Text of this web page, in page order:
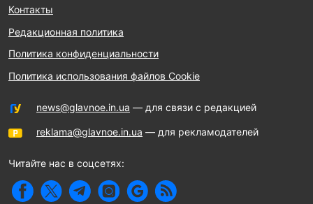
Контакты
Редакционная политика
Политика конфиденциальности
Политика использования файлов Cookie
news@glavnoe.in.ua — для связи с редакцией
reklama@glavnoe.in.ua — для рекламодателей
Читайте нас в соцсетях: